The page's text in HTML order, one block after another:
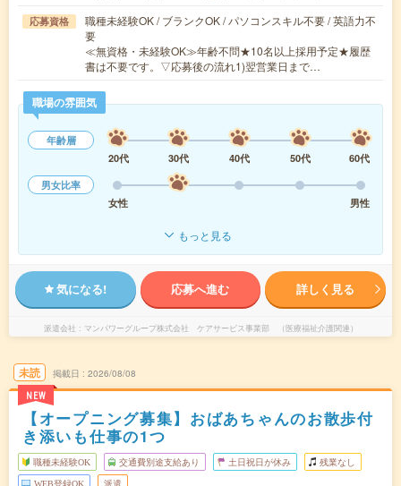
応募資格
職種未経験OK / ブランクOK / パソコンスキル不要 / 英語力不
要
≪無資格・未経験OK≫年齢不問★10名以上採用予定★履歴
書は不要です。▽応募後の流れ1)翌営業日まで…
職場の雰囲気
年齢層
20代
30代 40代 50代
60代
男女比率
女性
男性
もっと見る
気になる! 応募へ進む 詳しく見る
派遣会社 マンパワーグループ株式会社 ケアサービス事業部 （医療福祉介護関連）
未読
NEW
掲載日 2026/08/08
【オープニング募集】おばあちゃんのお散歩付
き添いも仕事の1つ
職種未経験OK 交通費別途支給あり 土日祝日が休み 残業なし
WEB登録OK 派遣